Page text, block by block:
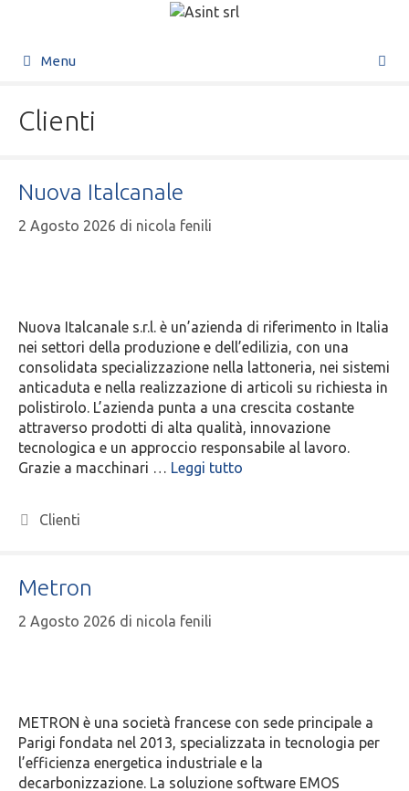
Menu
Clienti
Nuova Italcanale
2 Agosto 2026 di nicola fenili
Nuova Italcanale s.r.l. è un’azienda di riferimento in Italia
nei settori della produzione e dell’edilizia, con una
consolidata specializzazione nella lattoneria, nei sistemi
anticaduta e nella realizzazione di articoli su richiesta in
polistirolo. L’azienda punta a una crescita costante
attraverso prodotti di alta qualità, innovazione
tecnologica e un approccio responsabile al lavoro.
Grazie a macchinari … Leggi tutto
Clienti
Metron
2 Agosto 2026 di nicola fenili
METRON è una società francese con sede principale a
Parigi fondata nel 2013, specializzata in tecnologia per
l’efficienza energetica industriale e la
decarbonizzazione. La soluzione software EMOS